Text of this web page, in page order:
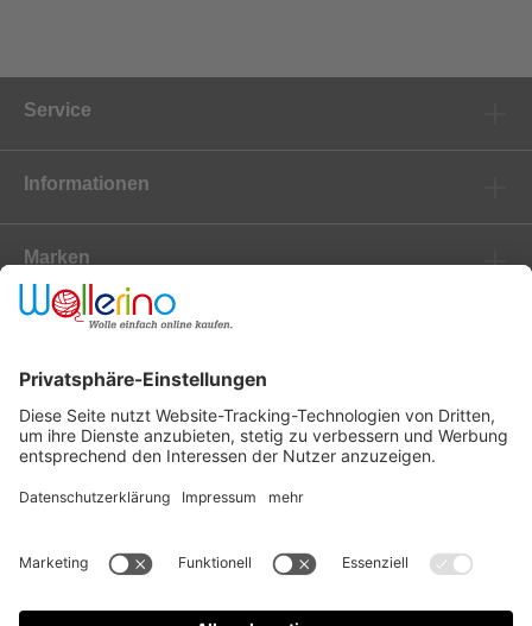
Service
Informationen
Marken
Newsletter
Versanddienstleister
Zahlungsanbieter